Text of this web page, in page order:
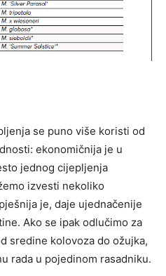
se puno više koristi od
ekonomičnija je u
jednog cijepljenja
izvesti nekoliko
je, daje ujednačenije
Ako se ipak odlučimo za
sredine kolovoza do ožujka,
rada u pojedinom rasadniku.